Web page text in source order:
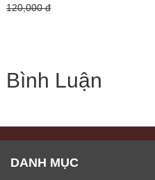
120,000 đ
Bình Luận
DANH MỤC